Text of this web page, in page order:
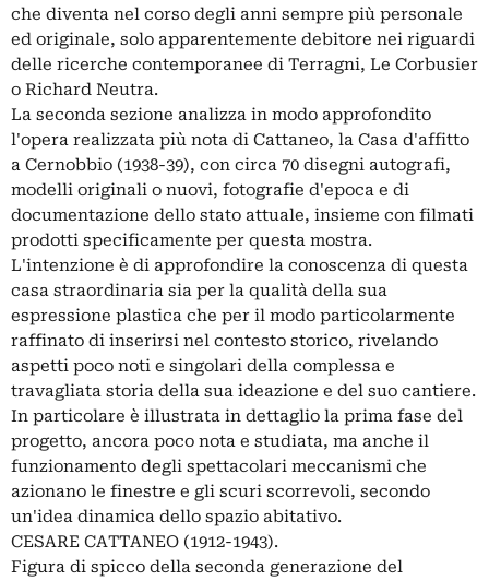
che diventa nel corso degli anni sempre più personale
ed originale, solo apparentemente debitore nei riguardi
delle ricerche contemporanee di Terragni, Le Corbusier
o Richard Neutra.
La seconda sezione analizza in modo approfondito
l'opera realizzata più nota di Cattaneo, la Casa d'affitto
a Cernobbio (1938-39), con circa 70 disegni autografi,
modelli originali o nuovi, fotografie d'epoca e di
documentazione dello stato attuale, insieme con filmati
prodotti specificamente per questa mostra.
L'intenzione è di approfondire la conoscenza di questa
casa straordinaria sia per la qualità della sua
espressione plastica che per il modo particolarmente
raffinato di inserirsi nel contesto storico, rivelando
aspetti poco noti e singolari della complessa e
travagliata storia della sua ideazione e del suo cantiere.
In particolare è illustrata in dettaglio la prima fase del
progetto, ancora poco nota e studiata, ma anche il
funzionamento degli spettacolari meccanismi che
azionano le finestre e gli scuri scorrevoli, secondo
un'idea dinamica dello spazio abitativo.
CESARE CATTANEO (1912-1943).
Figura di spicco della seconda generazione del